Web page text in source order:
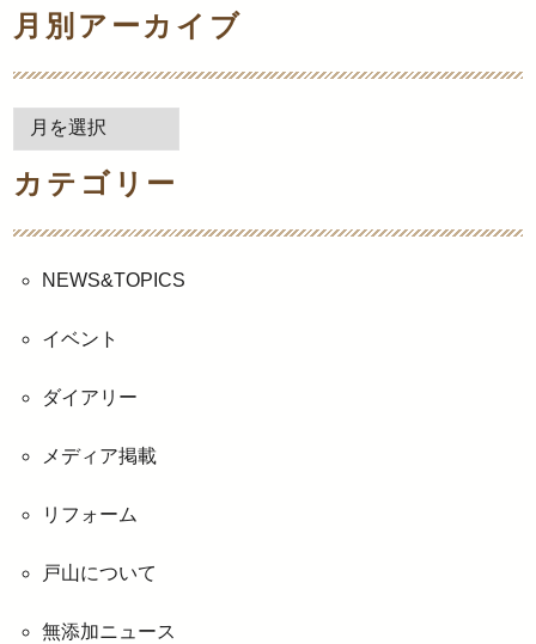
月別アーカイブ
別
ア
カ
カテゴリー
NEWS&TOPICS
イベント
ダイアリー
メディア掲載
リフォーム
戸山について
無添加ニュース